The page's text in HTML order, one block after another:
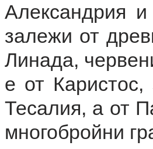
Александрия
залежи от
Линада,
е от Каристос,
Тесалия, а от
многобройни